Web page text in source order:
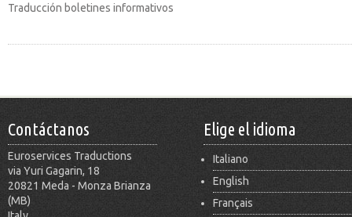
Traducción boletines informativos
Contáctanos
Euroservices Traductions
via Yuri Gagarin, 18
20821 Meda - Monza Brianza
(MB)
Elige el idioma
Italiano
English
Français